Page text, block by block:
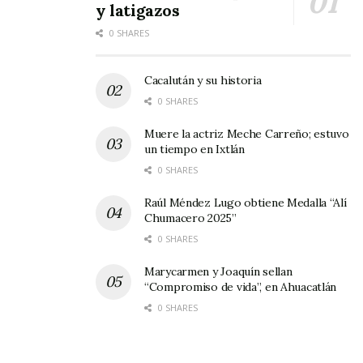
Fraude Electoral.
¡Ah!, y el SVA.- Sindicato de Viejas Argüenderas.
y latigazos
0 SHARES
Cacalután y su historia
0 SHARES
Muere la actriz Meche Carreño; estuvo
un tiempo en Ixtlán
0 SHARES
Raúl Méndez Lugo obtiene Medalla “Alí
Chumacero 2025”
0 SHARES
Marycarmen y Joaquín sellan
“Compromiso de vida”, en Ahuacatlán
0 SHARES